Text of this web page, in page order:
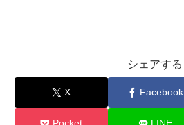
シェアする
X Facebook